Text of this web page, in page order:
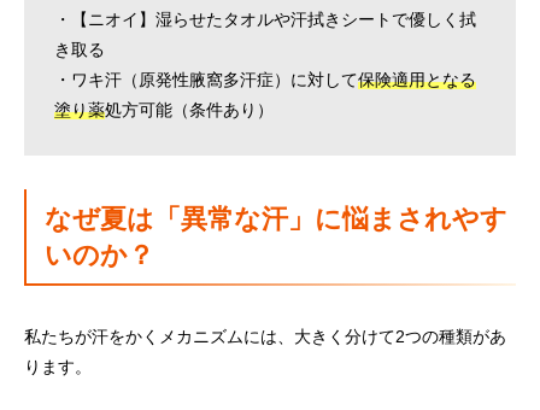
・【ニオイ】湿らせたタオルや汗拭きシートで優しく拭
き取る
・ワキ汗（原発性腋窩多汗症）に対して保険適用となる
塗り薬処方可能（条件あり）
なぜ夏は「異常な汗」に悩まされやす
いのか？
私たちが汗をかくメカニズムには、大きく分けて2つの種類があ
ります。